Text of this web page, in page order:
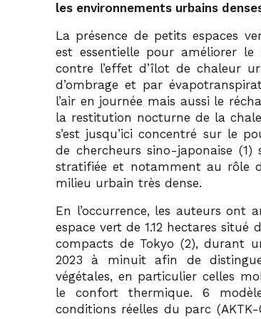
les environnements urbains
La présence de petits espaces
est essentielle pour améliorer
contre l’effet d’îlot de chaleur
d’ombrage et par
l’air en journée mais aussi le
la restitution nocturne de la
s’est jusqu’ici concentré sur le
de chercheurs sino-japonaise (1)
stratifiée et notamment au rôle
milieu urbain très dense.
En l’occurrence, les auteurs ont
espace vert de 1.12 hectares situé
compacts de Tokyo (2), durant
2023 à minuit afin de
végétales, en particulier celles
le confort thermique. 6
conditions réelles du parc (AKTK-